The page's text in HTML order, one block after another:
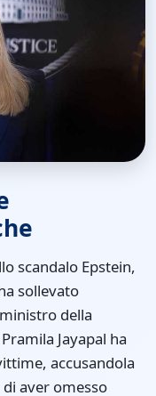
scandalo Epstein,
sollevato
della
Jayapal ha
accusandola
aver omesso